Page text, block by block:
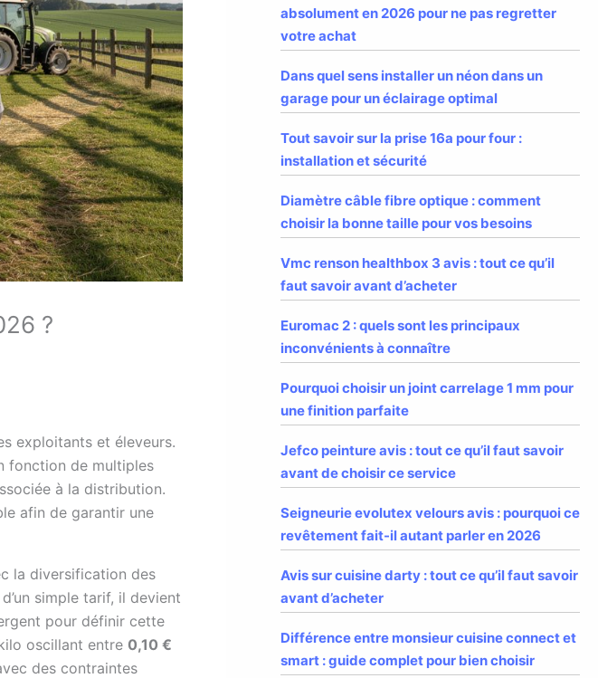
?
exploitants et éleveurs.
fonction de multiples
à la distribution.
afin de garantir une
la diversification des
simple tarif, il devient
pour définir cette
oscillant entre 0,10 €
des contraintes
absolument en 2026 pour ne pas regretter
votre achat
Dans quel sens installer un néon dans un
garage pour un éclairage optimal
Tout savoir sur la prise 16a pour four :
installation et sécurité
Diamètre câble fibre optique : comment
choisir la bonne taille pour vos besoins
Vmc renson healthbox 3 avis : tout ce qu’il
faut savoir avant d’acheter
Euromac 2 : quels sont les principaux
inconvénients à connaître
Pourquoi choisir un joint carrelage 1 mm pour
une finition parfaite
Jefco peinture avis : tout ce qu’il faut savoir
avant de choisir ce service
Seigneurie evolutex velours avis : pourquoi ce
revêtement fait-il autant parler en 2026
Avis sur cuisine darty : tout ce qu’il faut savoir
avant d’acheter
Différence entre monsieur cuisine connect et
smart : guide complet pour bien choisir